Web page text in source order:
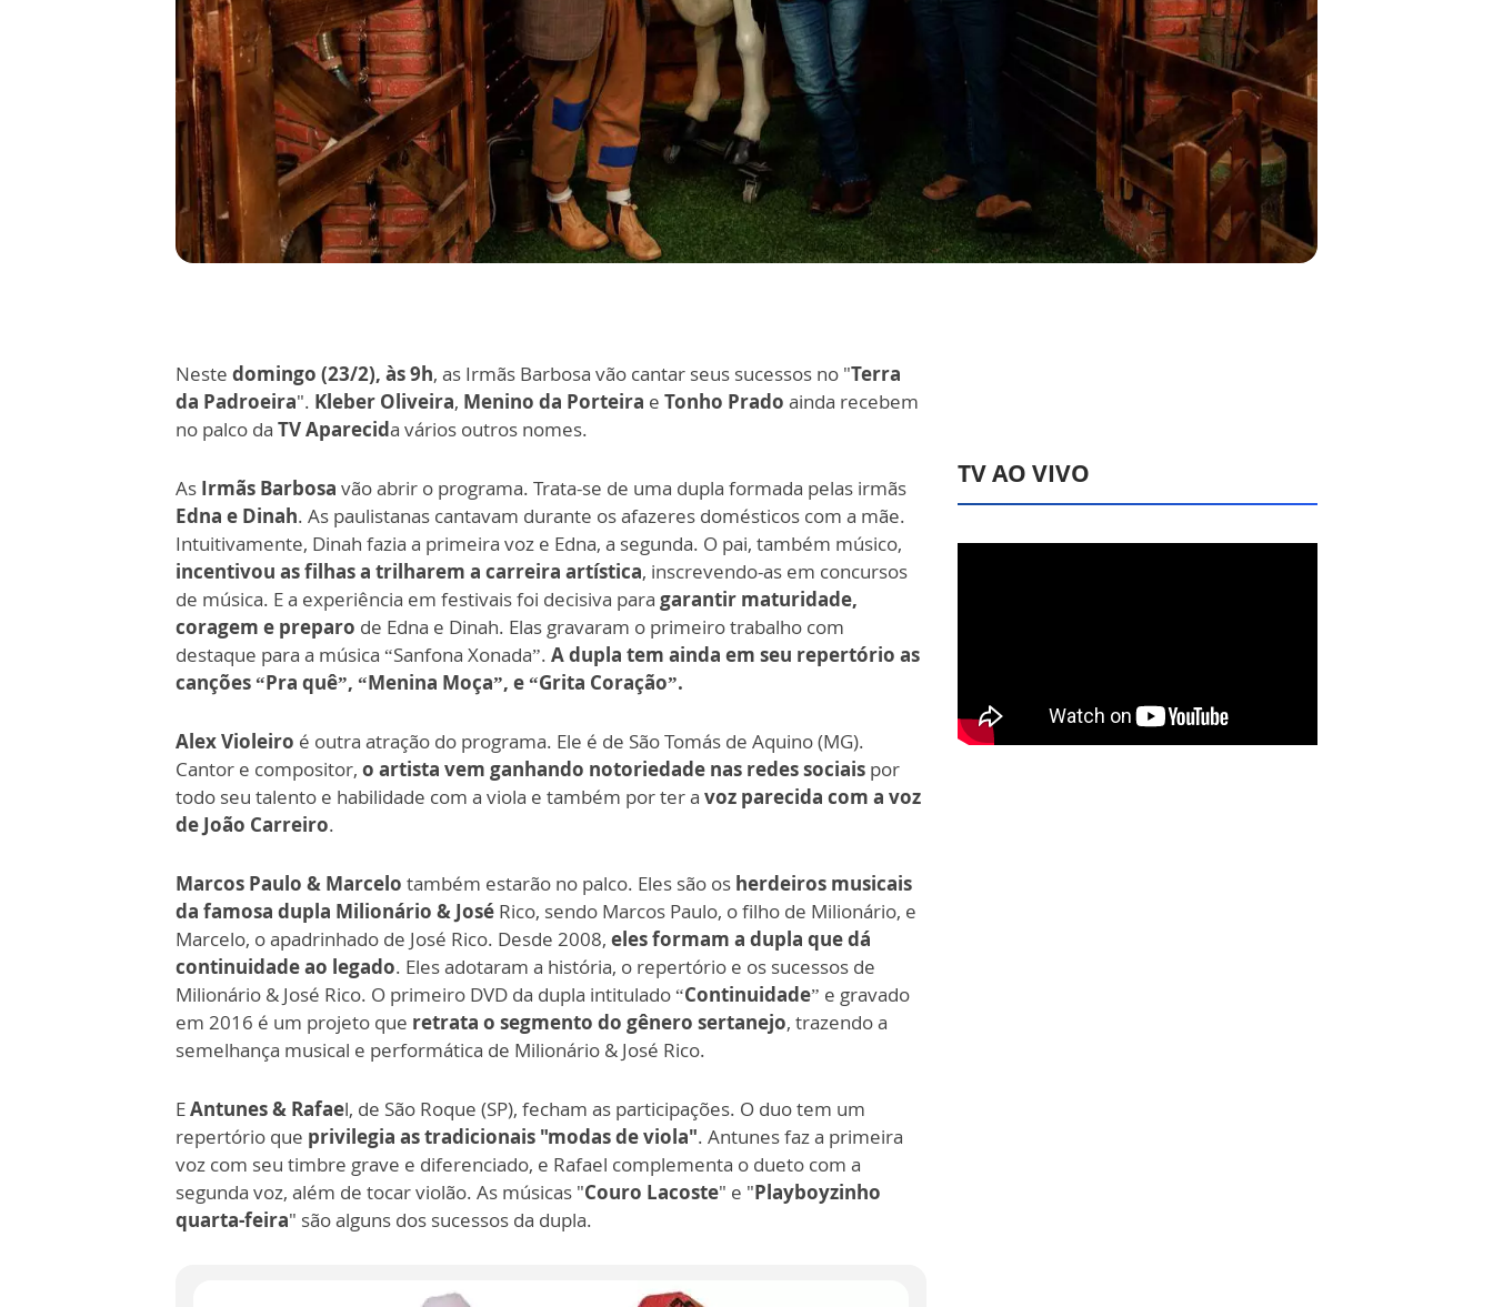
Neste domingo (23/2), às 9h, as Irmãs Barbosa vão cantar seus sucessos no "Terra
da Padroeira". Kleber Oliveira, Menino da Porteira e Tonho Prado ainda recebem
no palco da TV Aparecida vários outros nomes.
As Irmãs Barbosa vão abrir o programa. Trata-se de uma dupla formada pelas irmãs
Edna e Dinah. As paulistanas cantavam durante os afazeres domésticos com a mãe.
Intuitivamente, Dinah fazia a primeira voz e Edna, a segunda. O pai, também músico,
incentivou as filhas a trilharem a carreira artística, inscrevendo-as em concursos
de música. E a experiência em festivais foi decisiva para garantir maturidade,
coragem e preparo de Edna e Dinah. Elas gravaram o primeiro trabalho com
destaque para a música “Sanfona Xonada”. A dupla tem ainda em seu repertório as
canções “Pra quê”, “Menina Moça”, e “Grita Coração”.
Alex Violeiro é outra atração do programa. Ele é de São Tomás de Aquino (MG).
Cantor e compositor, o artista vem ganhando notoriedade nas redes sociais por
todo seu talento e habilidade com a viola e também por ter a voz parecida com a voz
de João Carreiro.
Marcos Paulo & Marcelo também estarão no palco. Eles são os herdeiros musicais
da famosa dupla Milionário & José Rico, sendo Marcos Paulo, o filho de Milionário, e
Marcelo, o apadrinhado de José Rico. Desde 2008, eles formam a dupla que dá
continuidade ao legado. Eles adotaram a história, o repertório e os sucessos de
Milionário & José Rico. O primeiro DVD da dupla intitulado “Continuidade” e gravado
em 2016 é um projeto que retrata o segmento do gênero sertanejo, trazendo a
semelhança musical e performática de Milionário & José Rico.
EAntunes & Rafael, de São Roque (SP), fecham as participações. O duo tem um
repertório que privilegia as tradicionais "modas de viola". Antunes faz a primeira
voz com seu timbre grave e diferenciado, e Rafael complementa o dueto com a
segunda voz, além de tocar violão. As músicas "Couro Lacoste" e "Playboyzinho
quarta-feira" são alguns dos sucessos da dupla.
TV AO VIVO